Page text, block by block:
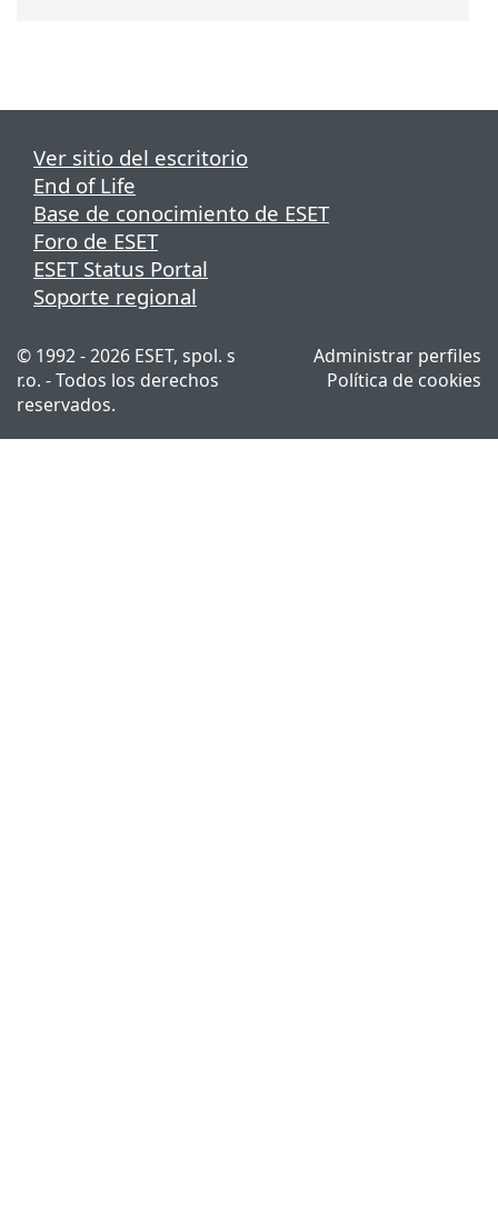
Ver sitio del escritorio
End of Life
Base de conocimiento de ESET
Foro de ESET
ESET Status Portal
Soporte regional
© 1992 - 2026 ESET, spol. s
r.o. - Todos los derechos
reservados.
Administrar perfiles
Política de cookies